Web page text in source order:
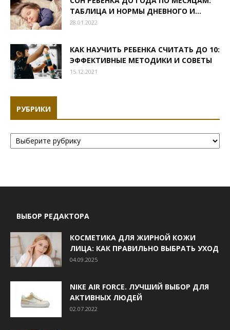
ТАБЛИЦА И НОРМЫ ДНЕВНОГО И...
28.01.2022
КАК НАУЧИТЬ РЕБЕНКА СЧИТАТЬ ДО 10:
ЭФФЕКТИВНЫЕ МЕТОДИКИ И СОВЕТЫ
15.12.2021
РУБРИКИ
Рубрики
ВЫБОР РЕДАКТОРА
КОСМЕТИКА ДЛЯ ЖИРНОЙ КОЖИ
ЛИЦА: КАК ПРАВИЛЬНО ВЫБРАТЬ УХОД
04.09.2025
NIKE AIR FORCE. ЛУЧШИЙ ВЫБОР ДЛЯ
АКТИВНЫХ ЛЮДЕЙ
02.07.2022